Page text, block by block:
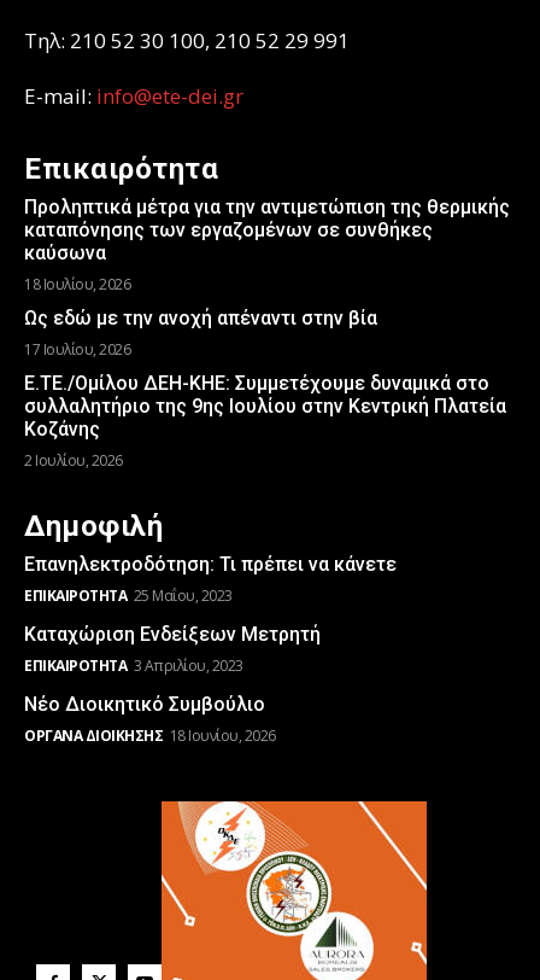
Τηλ: 210 52 30 100, 210 52 29 991
E-mail: info@ete-dei.gr
Επικαιρότητα
Προληπτικά μέτρα για την αντιμετώπιση της θερμικής
καταπόνησης των εργαζομένων σε συνθήκες
καύσωνα
18 Ιουλίου, 2026
Ως εδώ με την ανοχή απέναντι στην βία
17 Ιουλίου, 2026
Ε.ΤΕ./Ομίλου ΔΕΗ-ΚΗΕ: Συμμετέχουμε δυναμικά στο
συλλαλητήριο της 9ης Ιουλίου στην Κεντρική Πλατεία
Κοζάνης
2 Ιουλίου, 2026
Δημοφιλή
Επανηλεκτροδότηση: Τι πρέπει να κάνετε
ΕΠΙΚΑΙΡΌΤΗΤΑ 25 Μαΐου, 2023
Καταχώριση Ενδείξεων Μετρητή
ΕΠΙΚΑΙΡΌΤΗΤΑ 3 Απριλίου, 2023
Νέο Διοικητικό Συμβούλιο
ΌΡΓΑΝΑ ΔΙΟΊΚΗΣΗΣ 18 Ιουνίου, 2026